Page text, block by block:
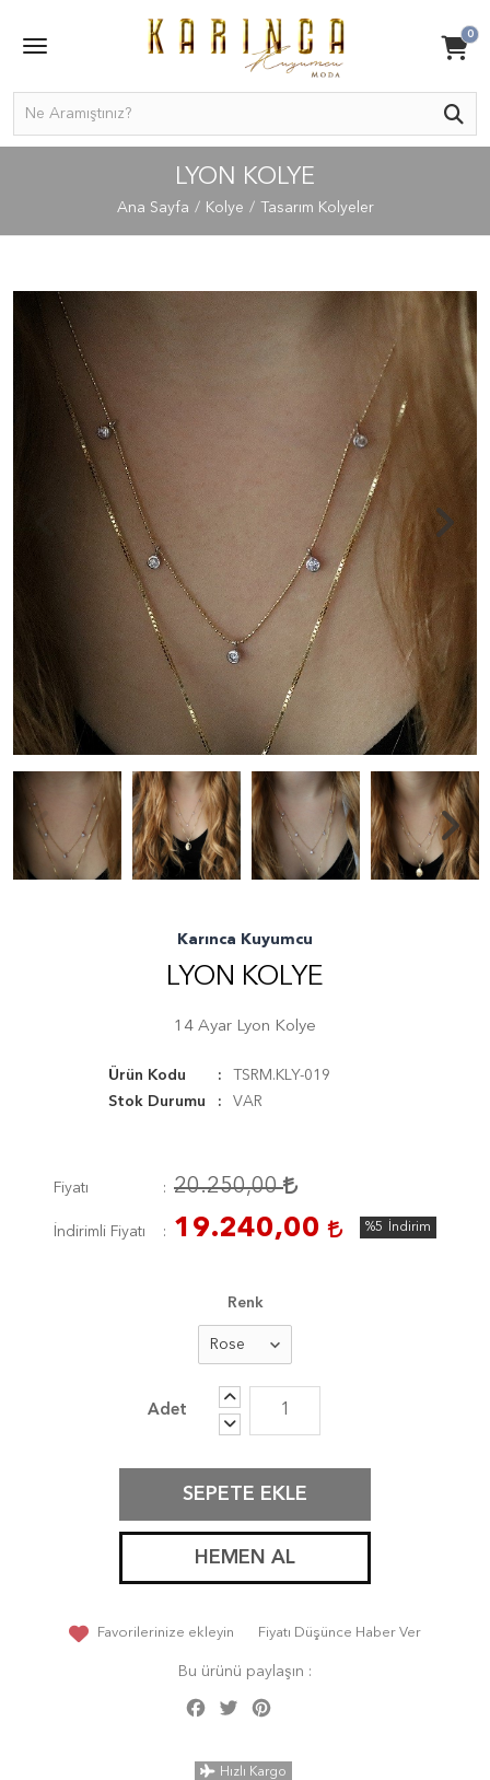
0
LYON KOLYE
Ana Sayfa Kolye Tasarım Kolyeler
Karınca Kuyumcu
LYON KOLYE
14 Ayar Lyon Kolye
Ürün Kodu
TSRM.KLY-019
Stok Durumu
VAR
Fiyatı 20.250,00
İndirimli Fiyatı 19.240,00 %5 İndirim
Renk
SEPETE EKLE
HEMEN AL
Favorilerinize ekleyin Fiyatı Düşünce Haber Ver
Bu ürünü paylaşın :
Facebook
Twitter
Hızlı Kargo